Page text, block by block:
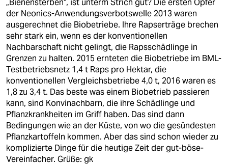
„Bienensterben“, ist unterm Strich gut? Die ersten Opfer
der Neonics-Anwendungsverbotswelle 2013 waren
ausgerechnet die Biobetriebe. Ihre Rapserträge brechen
sehr stark ein, wenn es der konventionellen
Nachbarschaft nicht gelingt, die Rapsschädlinge in
Grenzen zu halten. 2015 ernteten die Biobetriebe im BML-
Testbetriebsnetz 1,4 t Raps pro Hektar, die
konventionellen Vergleichsbetriebe 4,0 t, 2016 waren es
1,8 zu 3,4 t. Das beste was einem Biobetrieb passieren
kann, sind Konvinachbarn, die ihre Schädlinge und
Pflanzkrankheiten im Griff haben. Das sind dann
Bedingungen wie an der Küste, von wo die gesündesten
Pflanzkartoffeln kommen. Aber das sind schon wieder zu
komplizierte Dinge für die heutige Zeit der gut-böse-
Vereinfacher. Grüße: gk